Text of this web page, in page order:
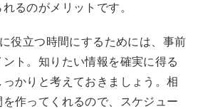
るのがメリットです。
役立つ時間にするためには、事前
ト。知りたい情報を確実に得る
かりと考えておきましょう。相
作ってくれるので、スケジュー